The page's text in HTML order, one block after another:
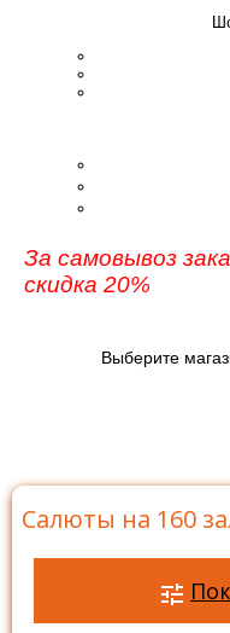
За самовывоз
скидка 20%
Выберите
Салюты на 160